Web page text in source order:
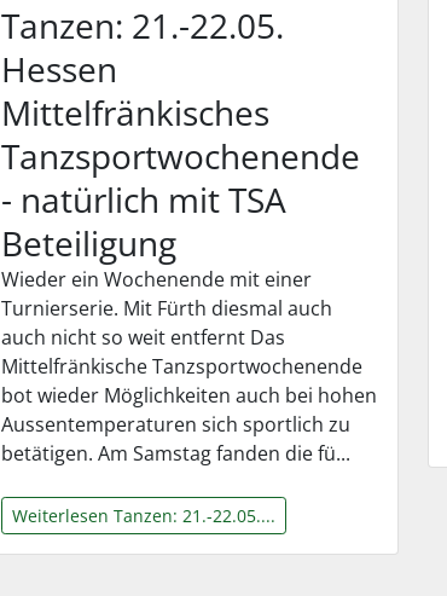
Tanzen: 21.-22.05.
Hessen
Mittelfränkisches
Tanzsportwochenende
- natürlich mit TSA
Beteiligung
Wieder ein Wochenende mit einer
Turnierserie. Mit Fürth diesmal auch
auch nicht so weit entfernt Das
Mittelfränkische Tanzsportwochenende
bot wieder Möglichkeiten auch bei hohen
Aussentemperaturen sich sportlich zu
betätigen. Am Samstag fanden die fü...
Weiterlesen Tanzen: 21.-22.05....